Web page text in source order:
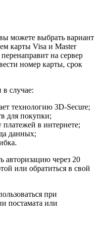
можете выбрать вариант
карты Visa и Master
на сервер
номер карты, срок
в случае:
технологию 3D-Secure;
для покупки;
платежей в интернете;
данных;
авторизацию через 20
или обратиться в свой
при
постамата или